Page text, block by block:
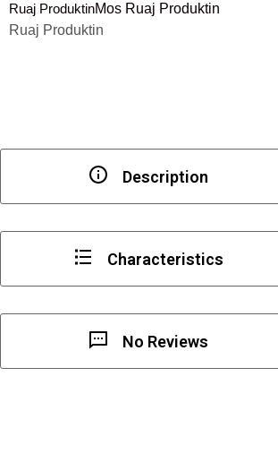
për
mobilie,
Ruaj ProduktinMos Ruaj Produktin
Ruaj Produktin
Description
Characteristics
No Reviews